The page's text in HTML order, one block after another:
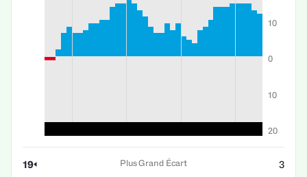
10
0
10
20
19 Plus Grand Écart 3